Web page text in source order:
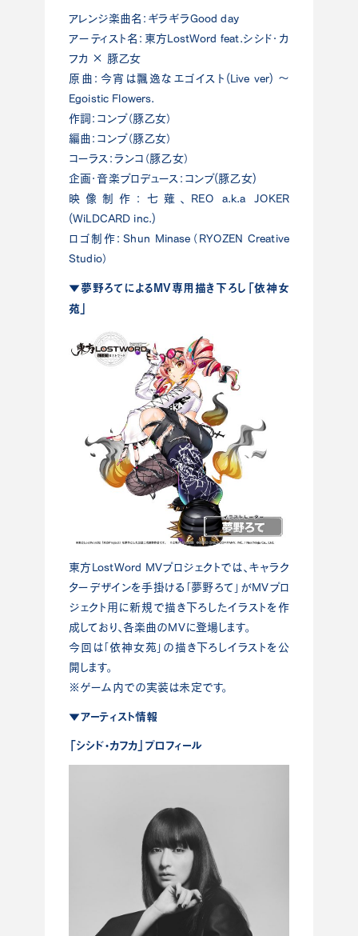
アレンジ楽曲名：ギラギラGood day
アーティスト名：東方LostWord feat.シシド・カ
フカ × 豚乙女
原曲：今宵は飄逸なエゴイスト(Live ver) ～
Egoistic Flowers.
作詞：コンプ（豚乙女）
編曲：コンプ（豚乙女）
コーラス：ランコ（豚乙女）
企画・音楽プロデュース：コンプ(豚乙女)
映像制作：七薙、REO a.k.a JOKER
(WiLDCARD inc.)
ロゴ制作：Shun Minase（RYOZEN Creative
Studio）
▼夢野ろてによるMV専用描き下ろし「依神女
苑」
東方LostWord MVプロジェクトでは、キャラク
ターデザインを手掛ける「夢野ろて」がMVプロ
ジェクト用に新規で描き下ろしたイラストを作
成しており、各楽曲のMVに登場します。
今回は「依神女苑」の描き下ろしイラストを公
開します。
※ゲーム内での実装は未定です。
▼アーティスト情報
「シシド・カフカ」プロフィール